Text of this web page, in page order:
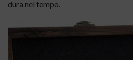
dura nel tempo.